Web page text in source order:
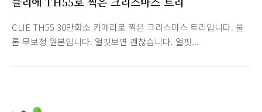
CLIE TH55 30만화소 카메라로 찍은 크리스마스 트리입니다. 물
론 무보정 원본입니다. 얼핏보면 괜찮습니다. 얼핏...